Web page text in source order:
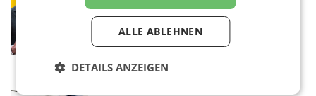
ersten Halbjahr trotz schwachem
Briefgeschäft
WIEN Die Österreichische Post AG hat im
ersten Halbjahr 2026 einen Konzernumsatz
einem Plus von 3,8 Prozent gegenüber dem
ALLE ABLEHNEN
DETAILS ANZEIGEN